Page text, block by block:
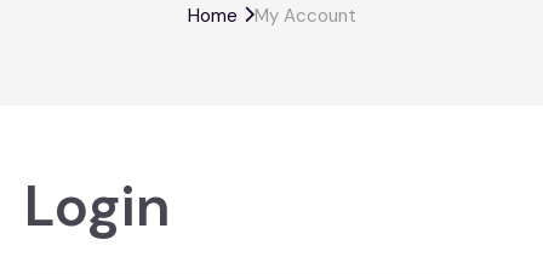
Home My Account
Login